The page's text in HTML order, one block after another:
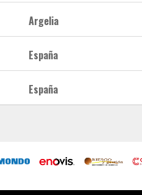
Argelia
España
España